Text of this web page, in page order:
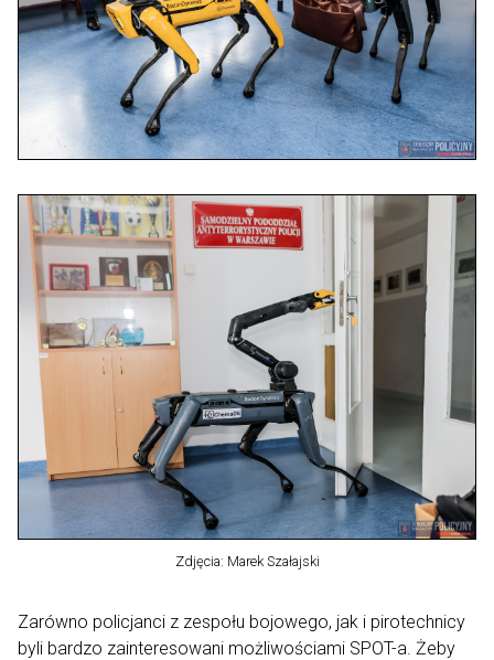
Zdjęcia: Marek Szałajski
Zarówno policjanci z zespołu bojowego, jak i pirotechnicy
byli bardzo zainteresowani możliwościami SPOT-a. Żeby